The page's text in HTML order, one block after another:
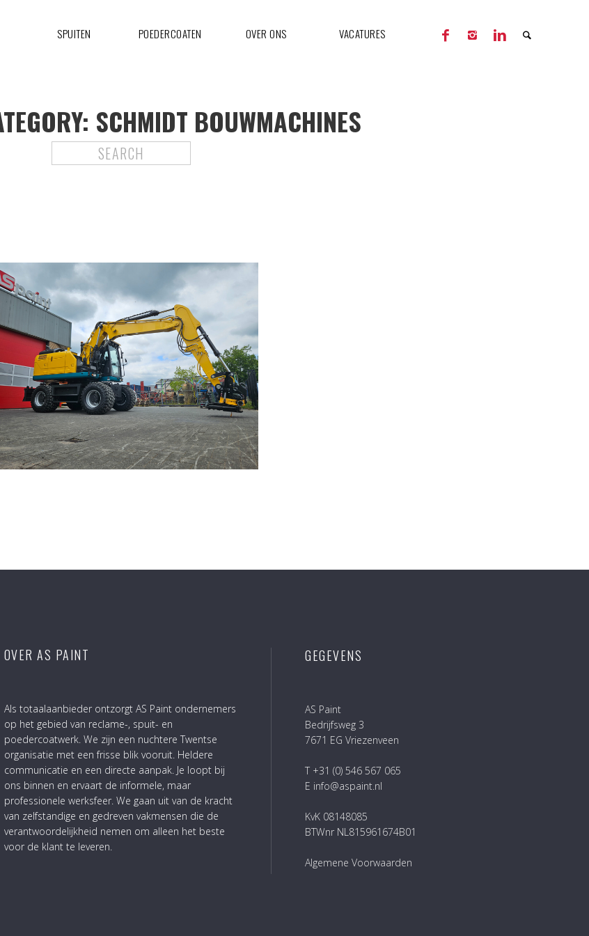
SPUITEN POEDERCOATEN OVER ONS VACATURES
SCHMIDT BOUWMACHINES
OVER AS PAINT
Als totaalaanbieder ontzorgt AS Paint ondernemers
op het gebied van reclame-, spuit- en
poedercoatwerk. We zijn een nuchtere Twentse
organisatie met een frisse blik vooruit. Heldere
communicatie en een directe aanpak. Je loopt bij
ons binnen en ervaart de informele, maar
professionele werksfeer. We gaan uit van de kracht
van zelfstandige en gedreven vakmensen die de
verantwoordelijkheid nemen om alleen het beste
voor de klant te leveren.
GEGEVENS
AS Paint
Bedrijfsweg 3
7671 EG Vriezenveen
T +31 (0) 546 567 065
E info@aspaint.nl
KvK 08148085
BTWnr NL815961674B01
Algemene Voorwaarden